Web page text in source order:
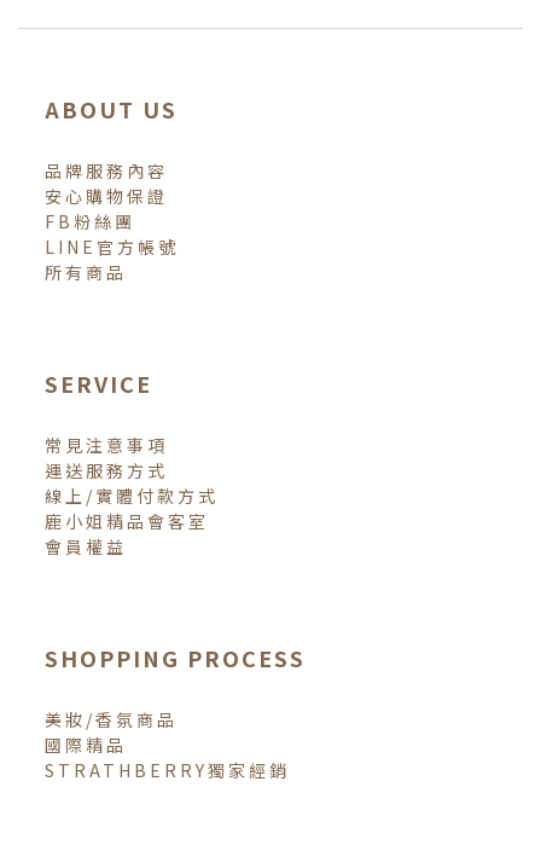
ABOUT US
品牌服務內容
安心購物保證
FB粉絲團
LINE官方帳號
所有商品
SERVICE
常見注意事項
運送服務方式
線上/實體付款方式
鹿小姐精品會客室
會員權益
SHOPPING PROCESS
美妝/香氛商品
國際精品
STRATHBERRY獨家經銷